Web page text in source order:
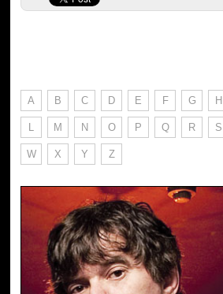
A B C D E F G H
L M N O P Q R S
W X Y Z